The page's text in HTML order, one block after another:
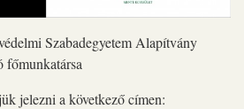
Szabadegyetem Alapítvány
főmunkatársa
jelezni a következő címen: